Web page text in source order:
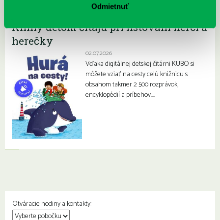
Odmietnuť
Kubo detská čitáreň má novinku!
Knihy deťom čítajú pri listovaní herci a
herečky
02.07.2026
Vďaka digitálnej detskej čitárni KUBO si
môžete vziať na cesty celú knižnicu s
obsahom takmer 2 500 rozprávok,
encyklopédií a príbehov….
Otváracie hodiny a kontakty: